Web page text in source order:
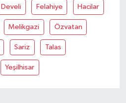
Develi Felahiye Hacilar
Melikgazi Özvatan
Sariz Talas
Yeşilhisar